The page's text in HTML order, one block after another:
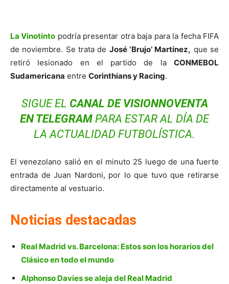
La Vinotinto podría presentar otra baja para la fecha FIFA
de noviembre. Se trata de José ‘Brujo’ Martínez, que se
retiró lesionado en el partido de la CONMEBOL
Sudamericana entre Corinthians y Racing.
SIGUE EL CANAL DE VISIONNOVENTA
ENTELEGRAM PARA ESTAR AL DÍA DE
LA ACTUALIDAD FUTBOLÍSTICA.
El venezolano salió en el minuto 25 luego de una fuerte
entrada de Juan Nardoni, por lo que tuvo que retirarse
directamente al vestuario.
Noticias destacadas
Real Madrid vs. Barcelona: Estos son los horarios del
Clásico en todo el mundo
Alphonso Davies se aleja del Real Madrid